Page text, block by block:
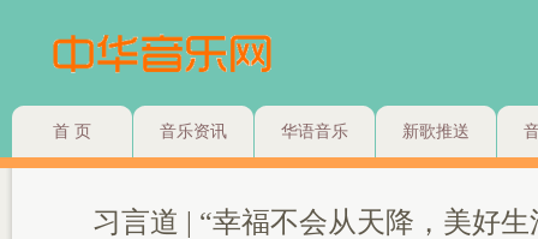
首 页 音乐资讯 华语音乐 新歌推送
习言道 | “幸福不会从天降，美好